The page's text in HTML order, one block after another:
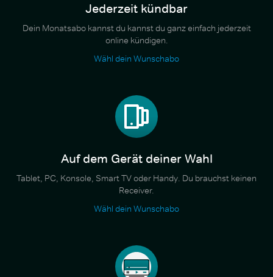
Jederzeit kündbar
Dein Monatsabo kannst du kannst du ganz einfach jederzeit
online kündigen.
Wähl dein Wunschabo
Auf dem Gerät deiner Wahl
Tablet, PC, Konsole, Smart TV oder Handy. Du brauchst keinen
Receiver.
Wähl dein Wunschabo